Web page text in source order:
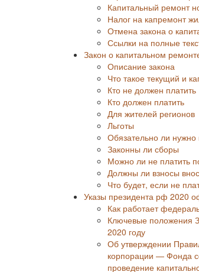
Капитальный ремонт
Налог на капремонт
Отмена закона о
Ссылки на полные
Закон о капитальном
Описание закона
Что такое текущий и
Кто не должен платить
Кто должен платить
Для жителей регионов
Льготы
Обязательно ли нужно
Законны ли сборы
Можно ли не платить
Должны ли взносы
Что будет, если не
Указы президента рф 2020
Как работает
Ключевые положения
2020 году
Об утверждении
корпорации — Фонда
проведение